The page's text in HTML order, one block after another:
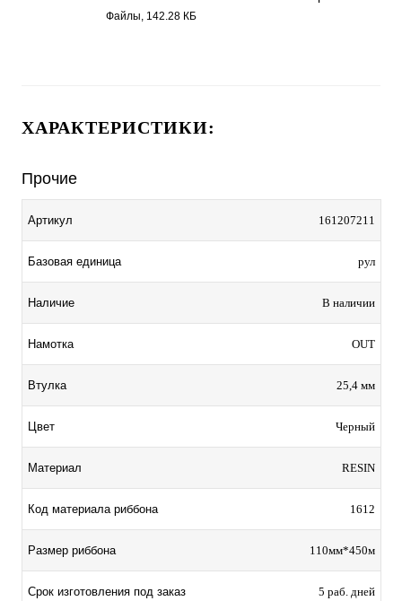
Файлы, 142.28 КБ
ХАРАКТЕРИСТИКИ:
Прочие
Артикул 161207211
Базовая единица рул
Наличие В наличии
Намотка OUT
Втулка 25,4 мм
Цвет Черный
Материал RESIN
Код материала риббона 1612
Размер риббона 110мм*450м
Срок изготовления под заказ 5 раб. дней